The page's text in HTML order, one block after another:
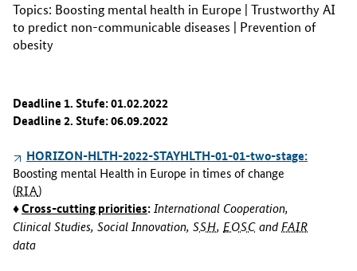
Topics: Boosting mental health in Europe | Trustworthy AI
to predict non-communicable diseases | Prevention of
obesity
Deadline 1. Stufe: 01.02.2022
Deadline 2. Stufe: 06.09.2022
HORIZON-HLTH-2022-STAYHLTH-01-01-two-stage:
Boosting mental Health in Europe in times of change
(RIA)
♦Cross-cutting priorities: International Cooperation,
Clinical Studies, Social Innovation, SSH,EOSC andFAIR
data